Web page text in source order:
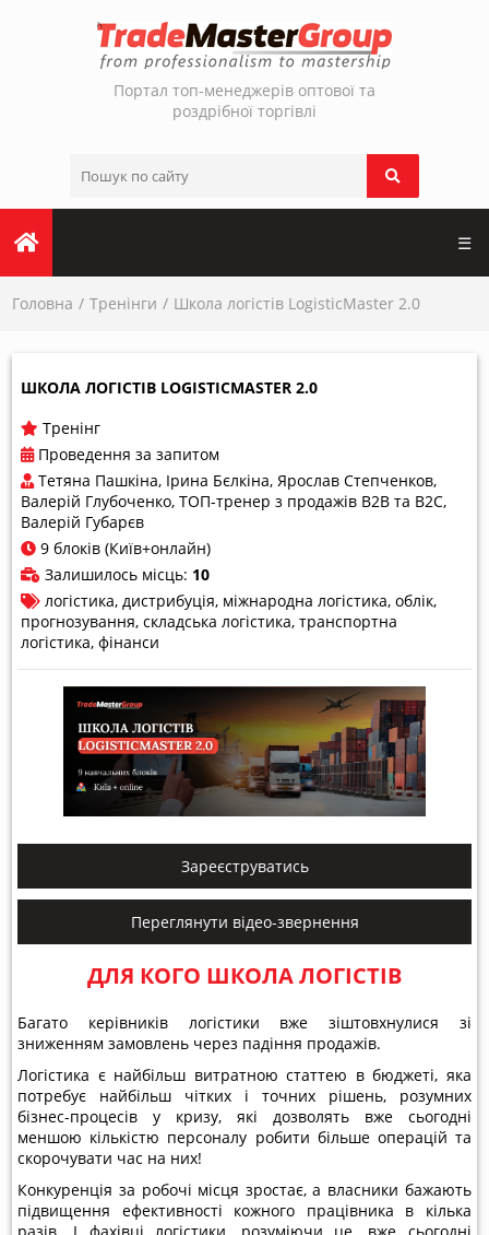
Портал топ-менеджерів оптової та
роздрібної торгівлі
☰
Головна Тренінги Школа логістів LogisticMaster 2.0
ШКОЛА ЛОГІСТІВ LOGISTICMASTER 2.0
Тренінг
Проведення за запитом
Тетяна Пашкіна Ірина Бєлкіна Ярослав Степченков
Валерій Глубоченко, ТОП-тренер з продажів В2В та B2C
Валерій Губарєв
9 блоків (Київ+онлайн)
Залишилось місць: 10
логістика дистрибуція міжнародна логістика облік
прогнозування складська логістика транспортна
логістика фінанси
Зареєструватись
Переглянути відео-звернення
ДЛЯ КОГО ШКОЛА ЛОГІСТІВ
Багато керівників логістики вже зіштовхнулися зі
зниженням замовлень через падіння продажів.
Логістика є найбільш витратною статтею в бюджеті, яка
потребує найбільш чітких і точних рішень, розумних
бізнес-процесів у кризу, які дозволять вже сьогодні
меншою кількістю персоналу робити більше операцій та
скорочувати час на них!
Конкуренція за робочі місця зростає, а власники бажають
підвищення ефективності кожного працівника в кілька